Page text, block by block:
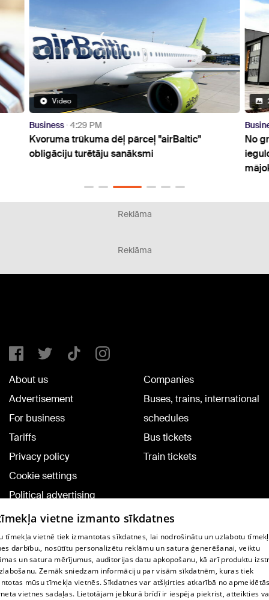
Video
Business 4:29 PM
Kvoruma trūkuma dēļ pārceļ "airBaltic"
obligāciju turētāju sanāksmi
No
Reklāma
Reklāma
About us
Advertisement
For business
Tariffs
Privacy policy
Cookie settings
Political advertising
Cookie policy
Commenting terms
Companies
Buses, trains, international
schedules
Bus tickets
Train tickets
TV program
Contract rules
vietne izmanto sīkdatnes
tīmekļa vietnē tiek izmantotas sīkdatnes, lai nodrošinātu un uzlabotu
darbību., nosūtītu personalizētu reklāmu un satura ģenerēšanai, veiktu
un satura mērījumus, auditorijas datu apkopošanu, kā arī produktu
Zemāk sniedzam informāciju par visām sīkdatnēm, kuras tiek
mūsu tīmekļa vietnēs. Sīkdatnes var atšķirties atkarībā no
vietnes sadaļas. Lietotājam jebkurā brīdī ir iespēja piekrist, atteikties